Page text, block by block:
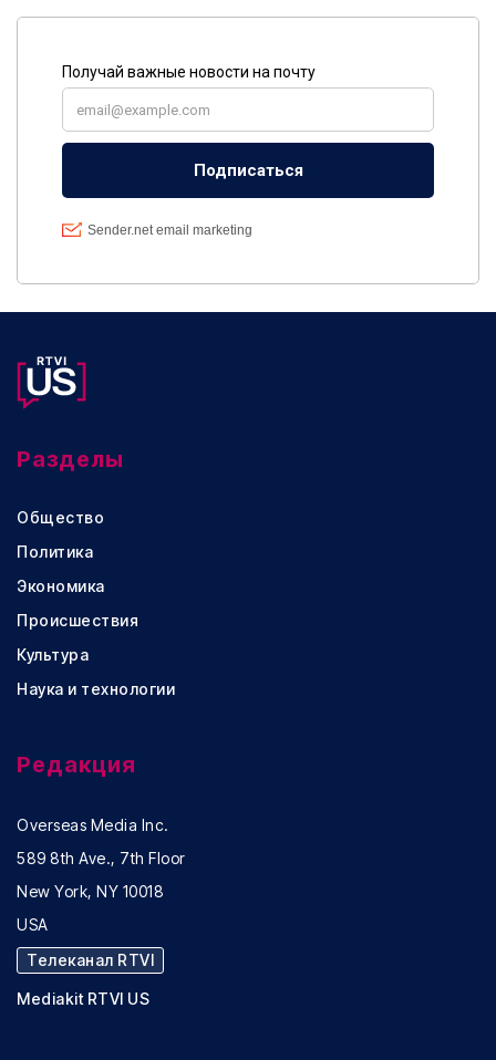
Разделы
Общество
Политика
Экономика
Происшествия
Культура
Наука и технологии
Редакция
Overseas Media Inc.
589 8th Ave., 7th Floor
New York, NY 10018
USA
Телеканал RTVI
Mediakit RTVI US